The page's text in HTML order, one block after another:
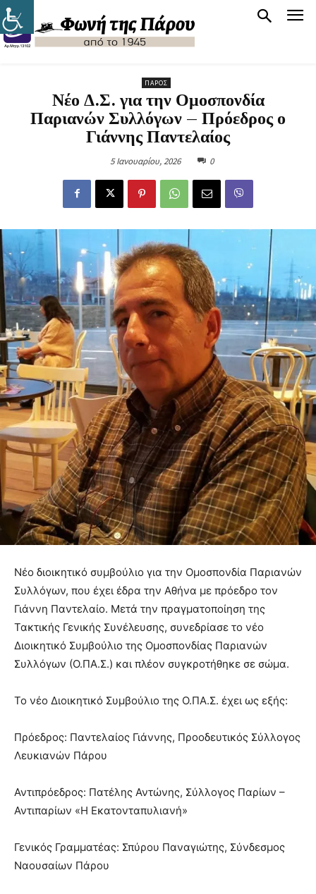
ΠΆΡΟΣ
Νέο Δ.Σ. για την Ομοσπονδία
Παριανών Συλλόγων – Πρόεδρος ο
Γιάννης Παντελαίος
5 Ιανουαρίου, 2026 0
Νέο διοικητικό συμβούλιο για την Ομοσπονδία Παριανών
Συλλόγων, που έχει έδρα την Αθήνα με πρόεδρο τον
Γιάννη Παντελαίο. Μετά την πραγματοποίηση της
Τακτικής Γενικής Συνέλευσης, συνεδρίασε το νέο
Διοικητικό Συμβούλιο της Ομοσπονδίας Παριανών
Συλλόγων (Ο.ΠΑ.Σ.) και πλέον συγκροτήθηκε σε σώμα.
Το νέο Διοικητικό Συμβούλιο της Ο.ΠΑ.Σ. έχει ως εξής:
Πρόεδρος: Παντελαίος Γιάννης, Προοδευτικός Σύλλογος
Λευκιανών Πάρου
Αντιπρόεδρος: Πατέλης Αντώνης, Σύλλογος Παρίων –
Αντιπαρίων «Η Εκατονταπυλιανή»
Γενικός Γραμματέας: Σπύρου Παναγιώτης, Σύνδεσμος
Ναουσαίων Πάρου